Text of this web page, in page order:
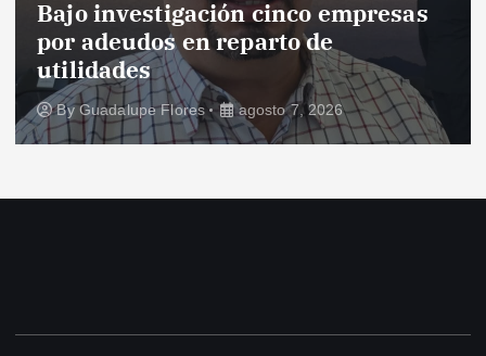
Bajo investigación cinco empresas
por adeudos en reparto de
utilidades
ByGuadalupe Flores agosto 7, 2026